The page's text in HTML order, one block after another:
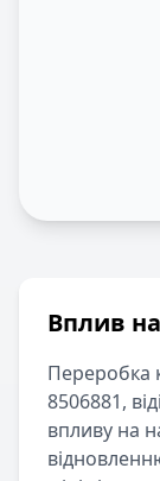
Вплив
Переробка
8506881,
впливу на